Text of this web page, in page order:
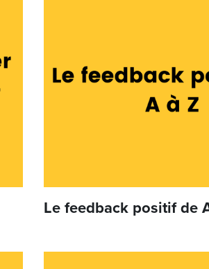
Le feedback positif de